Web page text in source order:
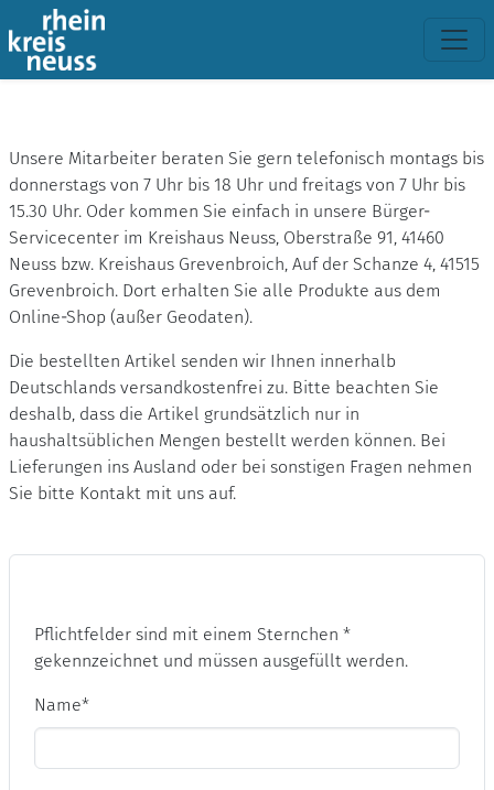
Unsere Mitarbeiter beraten Sie gern telefonisch montags bis
donnerstags von 7 Uhr bis 18 Uhr und freitags von 7 Uhr bis
15.30 Uhr. Oder kommen Sie einfach in unsere Bürger-
Servicecenter im Kreishaus Neuss, Oberstraße 91, 41460
Neuss bzw. Kreishaus Grevenbroich, Auf der Schanze 4, 41515
Grevenbroich. Dort erhalten Sie alle Produkte aus dem
Online-Shop (außer Geodaten).
Die bestellten Artikel senden wir Ihnen innerhalb
Deutschlands versandkostenfrei zu. Bitte beachten Sie
deshalb, dass die Artikel grundsätzlich nur in
haushaltsüblichen Mengen bestellt werden können. Bei
Lieferungen ins Ausland oder bei sonstigen Fragen nehmen
Sie bitte Kontakt mit uns auf.
Pflichtfelder sind mit einem Sternchen *
gekennzeichnet und müssen ausgefüllt werden.
Name*